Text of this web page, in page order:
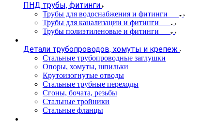
ПНД трубы, фитинги
Трубы для водоснабжения и фитинги
Трубы для канализации и фитинги
Трубы полиэтиленовые и фитинги
Детали трубопроводов, хомуты и крепеж
Стальные трубопроводные заглушки
Опоры, хомуты, шпильки
Крутоизогнутые отводы
Стальные трубные переходы
Сгоны, бочата, резьбы
Стальные тройники
Стальные фланцы